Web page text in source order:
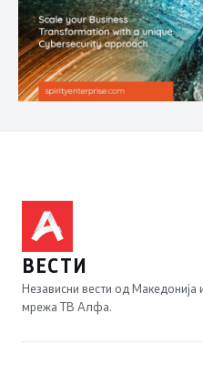
ВЕСТИ
Независни вести од
мрежа ТВ Алфа.